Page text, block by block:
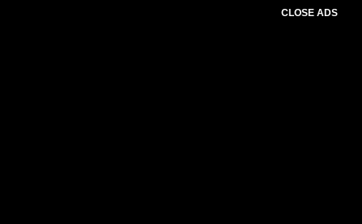
CLOSE ADS